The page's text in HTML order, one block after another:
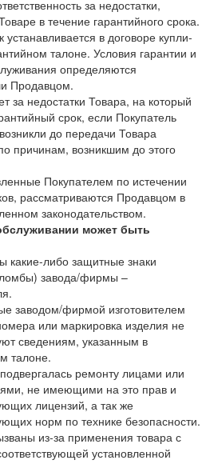
за недостатки,
в течение гарантийного срока.
устанавливается в договоре купли-
талоне. Условия гарантии и
определяются
Продавцом.
за недостатки Товара, на который
срок, если Покупатель
до передачи Товара
причинам, возникшим до этого
Покупателем по истечении
рассматриваются Продавцом в
законодательством.
может быть
какие-либо защитные знаки
завода/фирмы –
заводом/фирмой изготовителем
или маркировка изделия не
сведениям, указанным в
талоне.
ремонту лицами или
не имеющими на это прав и
лицензий, а так же
норм по технике безопасности.
из-за применения товара с
установленной